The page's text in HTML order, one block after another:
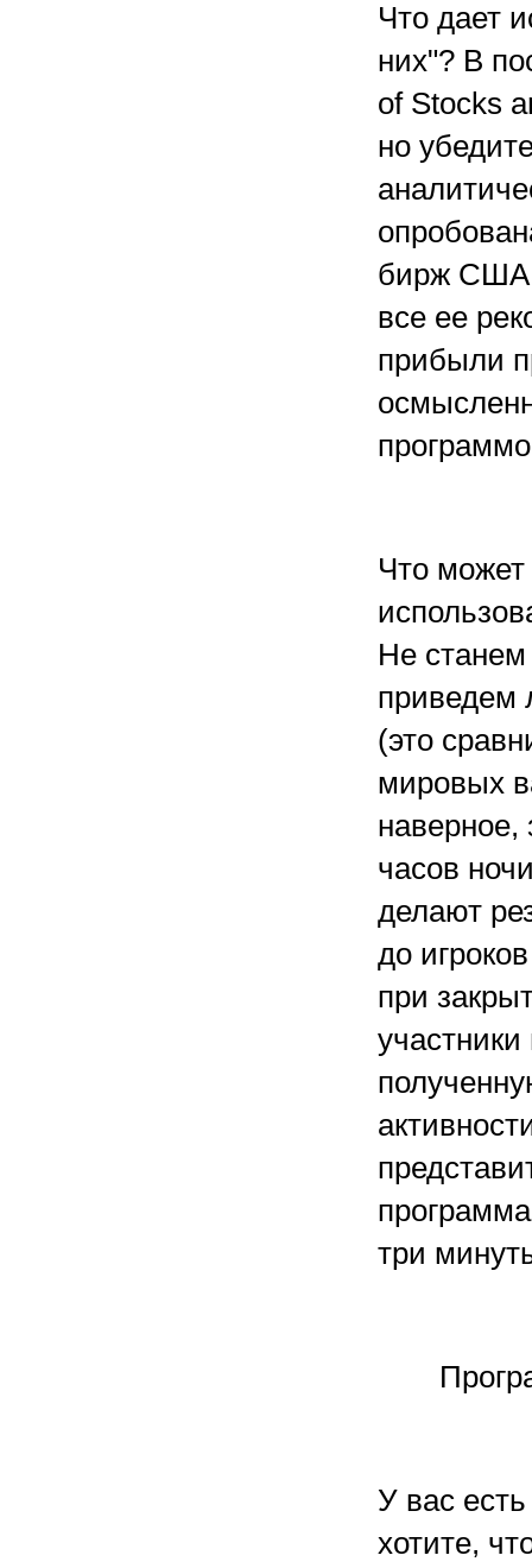
Что дает
них"? В
of Stocks
но
бирж США.
все ее
прибыли
Что может
Не
приведем
(это
мировых
наверное,
часов
делают
до
при
три
У вас
хотите,